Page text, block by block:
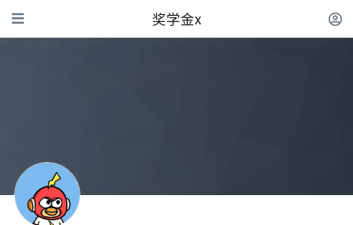
奖学金x